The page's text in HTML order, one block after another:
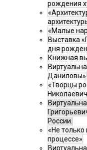
рождения
«Малые
Выставка
дня
Книжная
Даниловы»
«Творцы
России.
«Не
процессе»